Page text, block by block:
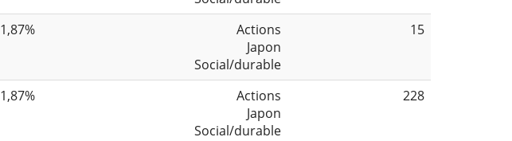
1,87%
Actions
Japon
Social/durable
15
1,87%
Actions
Japon
Social/durable
228